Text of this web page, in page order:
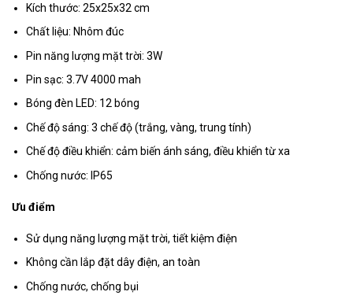
Kích thước: 25x25x32 cm
Chất liệu: Nhôm đúc
Pin năng lượng mặt trời: 3W
Pin sạc: 3.7V 4000 mah
Bóng đèn LED: 12 bóng
Chế độ sáng: 3 chế độ (trắng, vàng, trung tính)
Chế độ điều khiển: cảm biến ánh sáng, điều khiển từ xa
Chống nước: IP65
Ưu điểm
Sử dụng năng lượng mặt trời, tiết kiệm điện
Không cần lắp đặt dây điện, an toàn
Chống nước, chống bụi